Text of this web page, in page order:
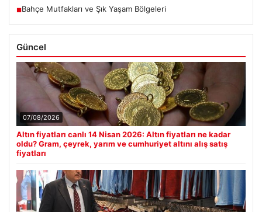
■Bahçe Mutfakları ve Şık Yaşam Bölgeleri
Güncel
07/08/2026
Altın fiyatları canlı 14 Nisan 2026: Altın fiyatları ne kadar
oldu? Gram, çeyrek, yarım ve cumhuriyet altını alış satış
fiyatları